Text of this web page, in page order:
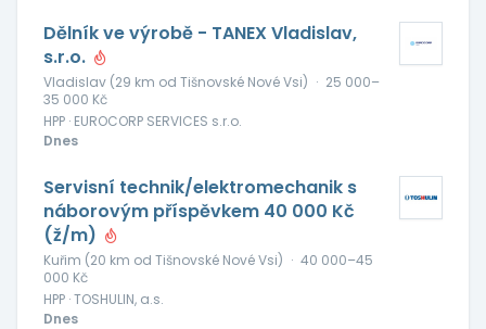
Dělník ve výrobě - TANEX Vladislav,
s.r.o.
Vladislav (29 km od Tišnovské Nové Vsi) · 25 000–
35 000 Kč
HPP · EUROCORP SERVICES s.r.o.
Dnes
Servisní technik/elektromechanik s
náborovým příspěvkem 40 000 Kč
(ž/m)
Kuřim (20 km od Tišnovské Nové Vsi) · 40 000–45
000 Kč
HPP · TOSHULIN, a.s.
Dnes